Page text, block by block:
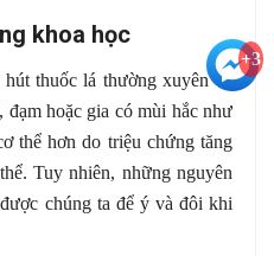
khoa học
thuốc lá thường xuyên và
đạm hoặc gia có mùi hắc như
thể hơn do triệu chứng tăng
Tuy nhiên, những nguyên
chúng ta để ý và đôi khi
+3